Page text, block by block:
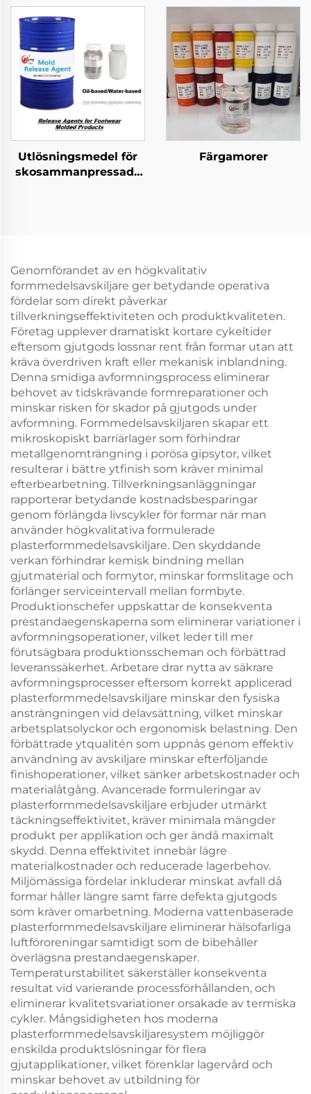
produkter
produkter
Utlösningsmedel för
skosammanpressade
Färgamorer
Genomförandet av en högkvalitativ
formmedelsavskiljare ger betydande operativa
fördelar som direkt påverkar
tillverkningseffektiviteten och produktkvaliteten.
Företag upplever dramatiskt kortare cykeltider
eftersom gjutgods lossnar rent från formar utan att
kräva överdriven kraft eller mekanisk inblandning.
Denna smidiga avformningsprocess eliminerar
behovet av tidskrävande formreparationer och
minskar risken för skador på gjutgods under
avformning. Formmedelsavskiljaren skapar ett
mikroskopiskt barriärlager som förhindrar
metallgenomträngning i porösa gipsytor, vilket
resulterar i bättre ytfinish som kräver minimal
efterbearbetning. Tillverkningsanläggningar
rapporterar betydande kostnadsbesparingar
genom förlängda livscykler för formar när man
använder högkvalitativa formulerade
plasterformmedelsavskiljare. Den skyddande
verkan förhindrar kemisk bindning mellan
gjutmaterial och formytor, minskar formslitage och
förlänger serviceintervall mellan formbyte.
Produktionschefer uppskattar de konsekventa
prestandaegenskaperna som eliminerar variationer i
avformningsoperationer, vilket leder till mer
förutsägbara produktionsscheman och förbättrad
leveranssäkerhet. Arbetare drar nytta av säkrare
avformningsprocesser eftersom korrekt applicerad
plasterformmedelsavskiljare minskar den fysiska
ansträngningen vid delavsättning, vilket minskar
arbetsplatsolyckor och ergonomisk belastning. Den
förbättrade ytqualitén som uppnås genom effektiv
användning av avskiljare minskar efterföljande
finishoperationer, vilket sänker arbetskostnader och
materialåtgång. Avancerade formuleringar av
plasterformmedelsavskiljare erbjuder utmärkt
täckningseffektivitet, kräver minimala mängder
produkt per applikation och ger ändå maximalt
skydd. Denna effektivitet innebär lägre
materialkostnader och reducerade lagerbehov.
Miljömässiga fördelar inkluderar minskat avfall då
formar håller längre samt färre defekta gjutgods
som kräver omarbetning. Moderna vattenbaserade
plasterformmedelsavskiljare eliminerar hälsofarliga
luftföroreningar samtidigt som de bibehåller
överlägsna prestandaegenskaper.
Temperaturstabilitet säkerställer konsekventa
resultat vid varierande processförhållanden, och
eliminerar kvalitetsvariationer orsakade av termiska
cykler. Mångsidigheten hos moderna
plasterformmedelsavskiljaresystem möjliggör
enskilda produktslösningar för flera
gjutapplikationer, vilket förenklar lagervård och
minskar behovet av utbildning för